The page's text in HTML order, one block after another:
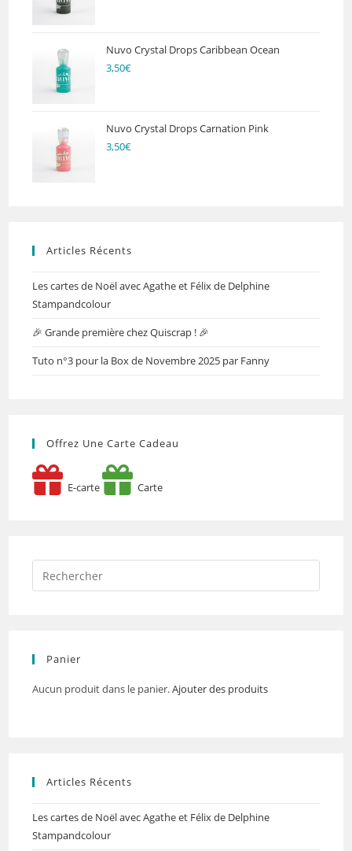
Nuvo Crystal Drops Caribbean Ocean
3,50€
Nuvo Crystal Drops Carnation Pink
3,50€
Articles Récents
Les cartes de Noël avec Agathe et Félix de Delphine
Stampandcolour
🎉 Grande première chez Quiscrap ! 🎉
Tuto n°3 pour la Box de Novembre 2025 par Fanny
Offrez Une Carte Cadeau
E-carte Carte
Panier
Aucun produit dans le panier.Ajouter des produits
Articles Récents
Les cartes de Noël avec Agathe et Félix de Delphine
Stampandcolour